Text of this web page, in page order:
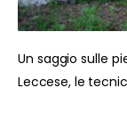
Un saggio sulle
Leccese, le